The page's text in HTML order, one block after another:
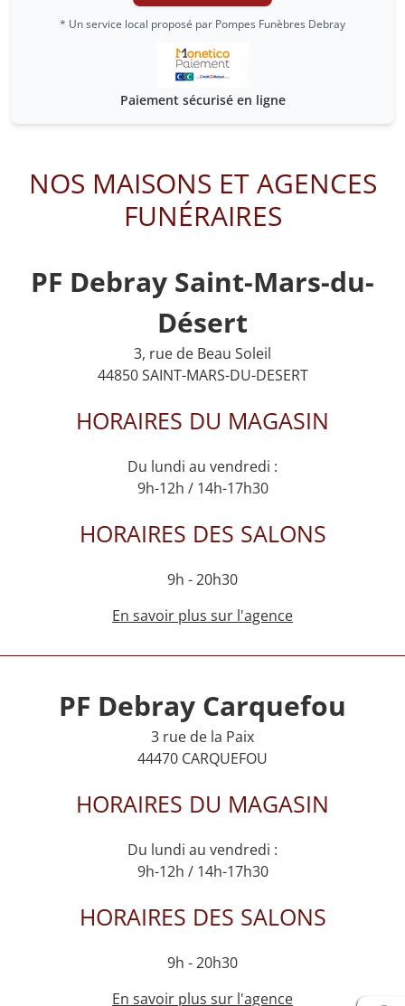
* Un service local proposé par Pompes Funèbres Debray
Paiement sécurisé en ligne
NOS MAISONS ET AGENCES
FUNÉRAIRES
PF Debray Saint-Mars-du-
Désert
3, rue de Beau Soleil
44850 SAINT-MARS-DU-DESERT
HORAIRES DU MAGASIN
Du lundi au vendredi :
9h-12h / 14h-17h30
HORAIRES DES SALONS
9h - 20h30
En savoir plus sur l'agence
PF Debray Carquefou
3 rue de la Paix
44470 CARQUEFOU
HORAIRES DU MAGASIN
Du lundi au vendredi :
9h-12h / 14h-17h30
HORAIRES DES SALONS
9h - 20h30
En savoir plus sur l'agence